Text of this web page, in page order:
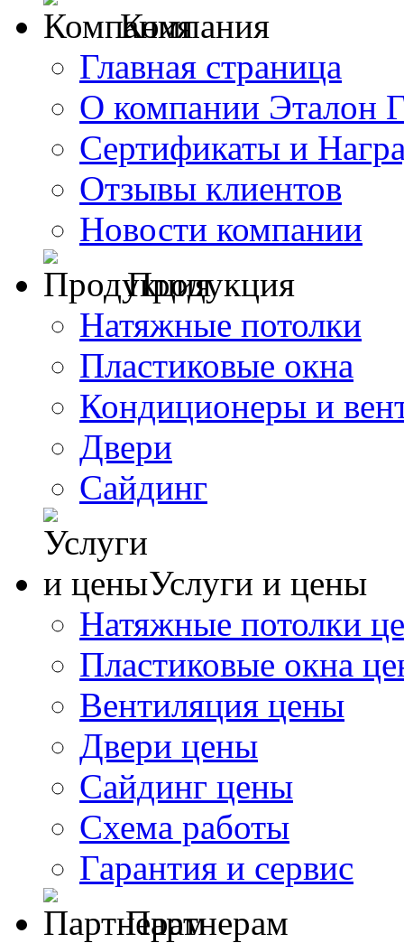
Компания
Главная страница
О компании Эталон
Сертификаты и
Отзывы клиентов
Новости компании
Продукция
Натяжные потолки
Пластиковые окна
Кондиционеры и
Двери
Сайдинг
Услуги и цены
Натяжные потолки
Пластиковые окна
Вентиляция цены
Двери цены
Сайдинг цены
Схема работы
Гарантия и сервис
Партнерам